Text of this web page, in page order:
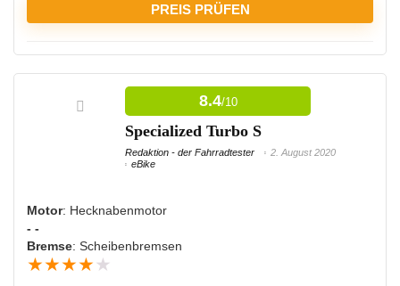
PREIS PRÜFEN
VORTEILE:
Ausreichende Beleuchtung
Hohes Eigengewicht
8.4/10
Specialized Turbo S
Redaktion - der Fahrradtester
2. August 2020
eBike
Motor: Hecknabenmotor
- -
Bremse: Scheibenbremsen
★★★★ ★